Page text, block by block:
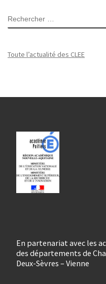
RECHERCHER
Toute l’actualité des CLEE
En partenariat avec les
des départements de
Deux-Sèvres – Vienne